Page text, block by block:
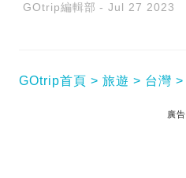
GOtrip編輯部 Jul 27 2023
GOtrip首頁 旅遊 台灣
廣告